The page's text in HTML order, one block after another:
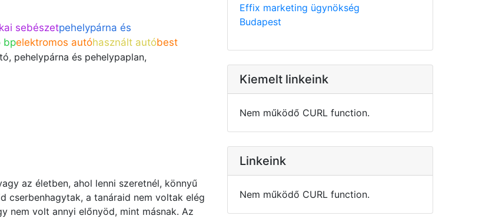
sebészetpehelypárna és
bpelektromos autóhasznált autóbest
pehelypárna és pehelypaplan,
az életben, ahol lenni szeretnél, könnyű
cserbenhagytak, a tanáraid nem voltak elég
nem volt annyi előnyöd, mint másnak. Az
Effix marketing ügynökség
Budapest
Kiemelt linkeink
Nem működő CURL function.
Linkeink
Nem működő CURL function.